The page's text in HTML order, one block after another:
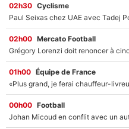
02h30 Cyclisme
02h00 Mercato Football
01h00 Équipe de France
00h00 Football